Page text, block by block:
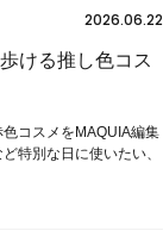
2026.06.22
ける推し色コス
コスメをMAQUIA編集
特別な日に使いたい、